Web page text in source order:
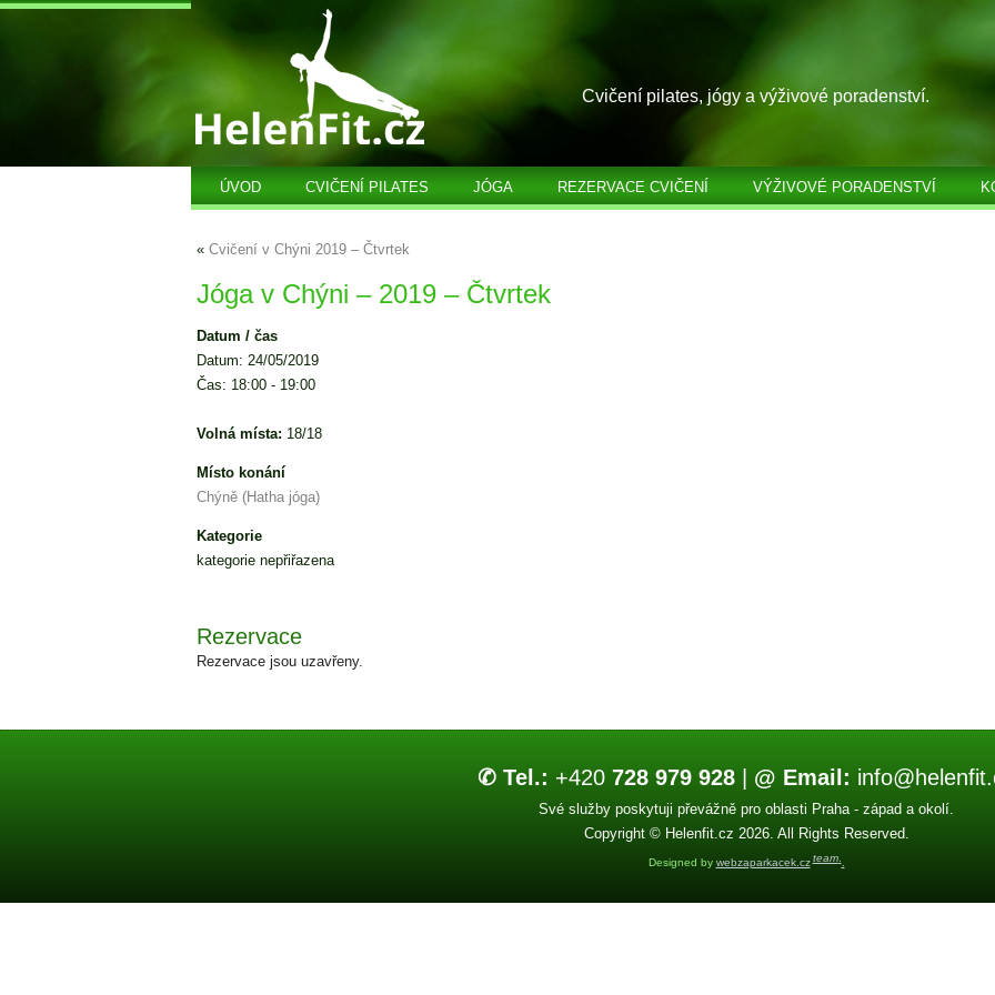
Cvičení pilates, jógy a výživové poradenství.
ÚVOD CVIČENÍ PILATES JÓGA REZERVACE CVIČENÍ VÝŽIVOVÉ PORADENSTVÍ
« Cvičení v Chýni 2019 – Čtvrtek
Jóga v Chýni – 2019 – Čtvrtek
Datum / čas
Datum: 24/05/2019
Čas: 18:00 - 19:00
Volná místa: 18/18
Místo konání
Chýně (Hatha jóga)
Kategorie
kategorie nepřiřazena
Rezervace
Rezervace jsou uzavřeny.
✆ Tel.: +420 728 979 928 @ Email:
Své služby poskytuji převážně pro oblasti Praha - západ a okolí.
Copyright © Helenfit.cz 2026. All Rights Reserved.
Designed by webzaparkacek.cz team. .